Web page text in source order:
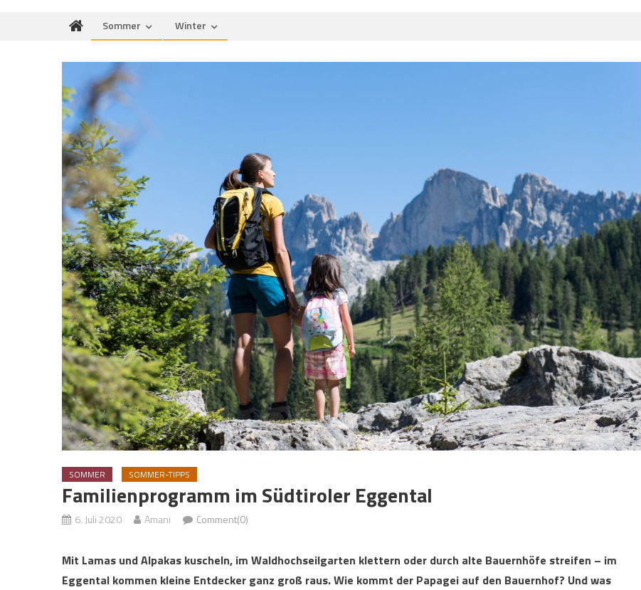
Sommer Winter
SOMMER SOMMER-TIPPS
Familienprogramm im Südtiroler Eggental
6. Juli 2020 Amani Comment(0)
Mit Lamas und Alpakas kuscheln, im Waldhochseilgarten klettern oder durch alte Bauernhöfe streifen – im
Eggental kommen kleine Entdecker ganz groß raus.Wie kommt der Papagei auf den Bauernhof? Und was